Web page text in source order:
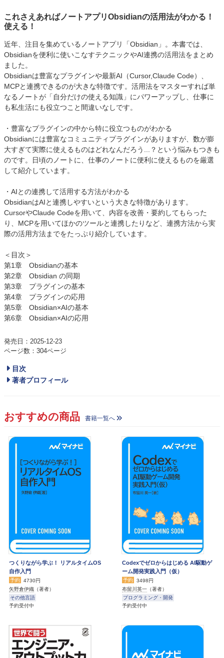
これさえあればノートアプリObsidianの活用法がわかる！
使える！
近年、注目を集めているノートアプリ「Obsidian」。本書では、
Obsidianを便利に使いこなすテクニックやAI連携の活用法をまとめ
ました。
Obsidianは豊富なプラグインや最新AI（Cursor,Claude Code）、
MCPと連携できるのが大きな特徴です。活用法をマスターすれば単
なるノートが「自分だけの使える知識」にパワーアップし、仕事に
も私生活にも役立つこと間違いなしです。
・豊富なプラグインの中から特に役立つものがわかる
Obsidianには豊富なコミュニティプラグインがありますが、数が膨
大すぎて実際に使えるものはどれなんだろう...？という悩みもつきも
のです。日頃のノートに、仕事のノートに便利に使えるものを厳選
して紹介しています。
・AIとの連携して活用する方法がわかる
ObsidianはAIと連携しやすいという大きな特徴があります。
CursorやClaude Codeを用いて、内容を改善・要約してもらった
り、MCPを用いてほかのツールと連携したりなど、連携方法から実
際の活用方法までをたっぷり紹介しています。
＜目次＞
第1章 Obsidianの基本
第2章 Obsidian の同期
第3章 プラグインの基本
第4章 プラグインの応用
第5章 Obsidian×AIの基本
第6章 Obsidian×AIの応用
発売日：2025-12-23
ページ数：304ページ
目次
著者プロフィール
おすすめの商品 書籍一覧へ
つくりながら学ぶ！ リアルタイムOS
自作入門
予約
4730円
矢野倉伊織 （著者）
その他言語
予約受付中
Codexでゼロからはじめる AI駆動ゲ
ーム開発実践入門（仮）
予約
3498円
布留川英一 （著者）
プログラミング・開発
予約受付中